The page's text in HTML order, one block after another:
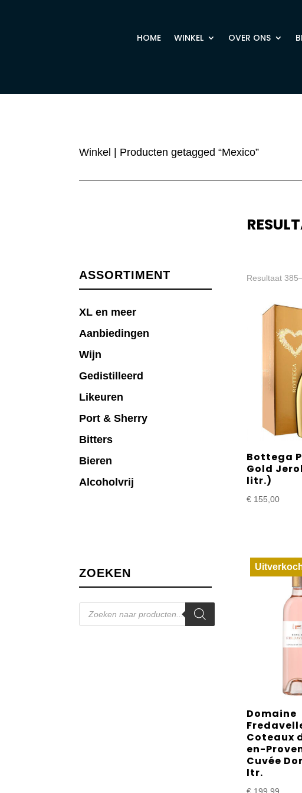
HOME WINKEL OVER ONS
Winkel | Producten getagged “Mexico”
ASSORTIMENT
XL en meer
Aanbiedingen
Wijn
Gedistilleerd
Likeuren
Port & Sherry
Bitters
Bieren
Alcoholvrij
ZOEKEN
Producten
zoeken
Resultaat
Bottega
Gold
litr.)
€155,00
Domaine
Coteaux
en-
Cuvée
ltr.